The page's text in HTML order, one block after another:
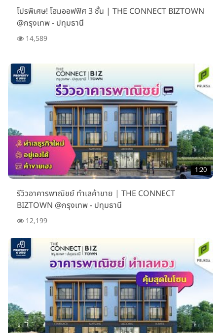
โปรพิเศษ! โฮมออฟฟิศ 3 ชั้น | THE CONNECT BIZTOWN
@กรุงเทพ - ปทุมธานี
14,589
1:20
รีวิวอาคารพาณิชย์ ทำเลค้าขาย | THE CONNECT
BIZTOWN @กรุงเทพ - ปทุมธานี
12,199